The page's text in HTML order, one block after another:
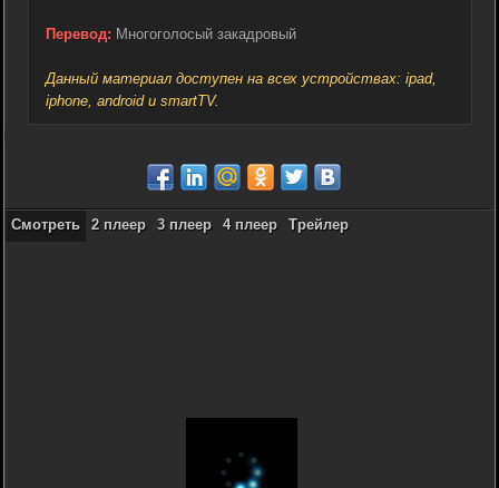
Перевод: Многоголосый закадровый
Данный материал доступен на всех устройствах: ipad,
iphone, android и smartTV.
Смотреть 2 плеер 3 плеер 4 плеер Трейлер